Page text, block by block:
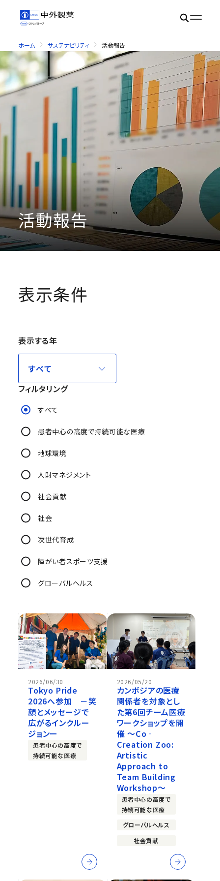
ホーム サステナビリティ 活動報告
活動報告
表示条件
表示する年
フィルタリング
すべて
患者中心の高度で持続可能な医療
地球環境
人財マネジメント
社会貢献
社会
次世代育成
障がい者スポーツ支援
グローバルヘルス
2026/06/30
Tokyo Pride
2026へ参加 －笑
顔とメッセージで
広がるインクルー
ジョンー
患者中心の高度で
持続可能な医療
2026/05/20
カンボジアの医療
関係者を対象とし
た第6回チーム医療
ワークショップを開
催 ～Co‐
Creation Zoo:
Artistic
Approach to
Team Building
Workshop～
患者中心の高度で
持続可能な医療
グローバルヘルス
社会貢献